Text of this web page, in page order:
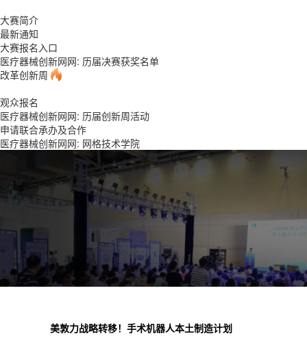
大赛简介
最新通知
大赛报名入口
医疗器械创新网网: 历届决赛获奖名单
改革创新周
观众报名
医疗器械创新网网: 历届创新周活动
申请联合承办及合作
医疗器械创新网网: 网格技术学院
美敦力战略转移！手术机器人本土制造计划